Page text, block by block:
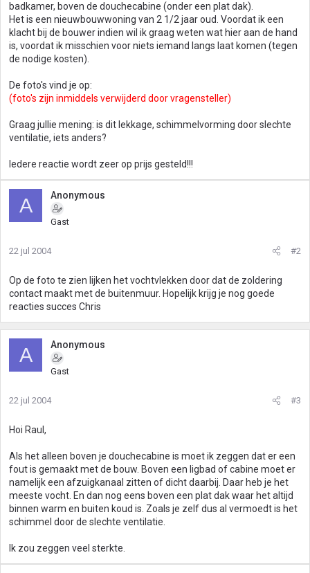
badkamer, boven de douchecabine (onder een plat dak).
Het is een nieuwbouwwoning van 2 1/2 jaar oud. Voordat ik een
klacht bij de bouwer indien wil ik graag weten wat hier aan de hand
is, voordat ik misschien voor niets iemand langs laat komen (tegen
de nodige kosten).
De foto's vind je op:
(foto's zijn inmiddels verwijderd door vragensteller)
Graag jullie mening: is dit lekkage, schimmelvorming door slechte
ventilatie, iets anders?
Iedere reactie wordt zeer op prijs gesteld!!!
A Anonymous
Gast
22 jul 2004 #2
Op de foto te zien lijken het vochtvlekken door dat de zoldering
contact maakt met de buitenmuur. Hopelijk krijg je nog goede
reacties succes Chris
A Anonymous
Gast
22 jul 2004 #3
Hoi Raul,
Als het alleen boven je douchecabine is moet ik zeggen dat er een
fout is gemaakt met de bouw. Boven een ligbad of cabine moet er
namelijk een afzuigkanaal zitten of dicht daarbij. Daar heb je het
meeste vocht. En dan nog eens boven een plat dak waar het altijd
binnen warm en buiten koud is. Zoals je zelf dus al vermoedt is het
schimmel door de slechte ventilatie.
Ik zou zeggen veel sterkte.